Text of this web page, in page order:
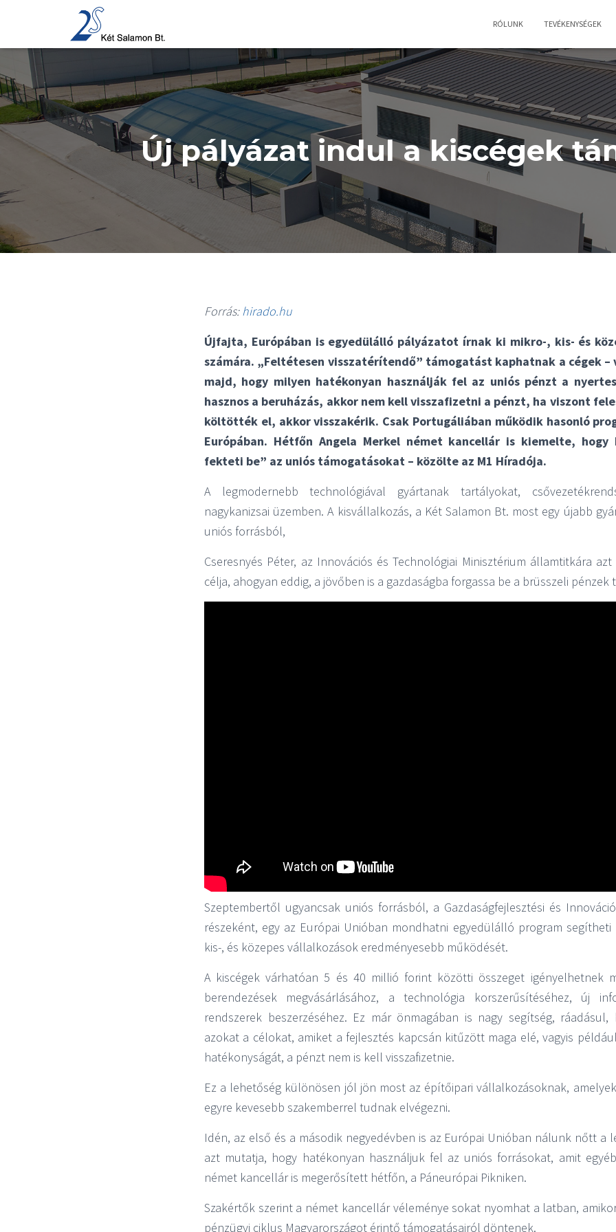
RÓLUNK TEVÉKENYSÉGEK
Új pályázat indul a kiscégek
Forrás:hirado.hu
Újfajta, Európában is egyedülálló pályázatot írnak ki mikro-, kis- és
számára. „Feltétesen visszatérítendő” támogatást kaphatnak a cégek –
majd, hogy milyen hatékonyan használják fel az uniós pénzt a
hasznos a beruházás, akkor nem kell visszafizetni a pénzt, ha viszont
költötték el, akkor visszakérik. Csak Portugáliában működik hasonló
Európában. Hétfőn Angela Merkel német kancellár is kiemelte, hogy
fekteti be” az uniós támogatásokat – közölte az M1 Híradója.
A legmodernebb technológiával gyártanak tartályokat,
nagykanizsai üzemben. A kisvállalkozás, a Két Salamon Bt. most egy újabb
uniós forrásból,
Cseresnyés Péter, az Innovációs és Technológiai Minisztérium államtitkára
célja, ahogyan eddig, a jövőben is a gazdaságba forgassa be a brüsszeli
Szeptembertől ugyancsak uniós forrásból, a Gazdaságfejlesztési és
részeként, egy az Európai Unióban mondhatni egyedülálló program segítheti
kis-, és közepes vállalkozások eredményesebb működését.
A kiscégek várhatóan 5 és 40 millió forint közötti összeget igényelhetnek
berendezések megvásárlásához, a technológia korszerűsítéséhez, új
rendszerek beszerzéséhez. Ez már önmagában is nagy segítség,
azokat a célokat, amiket a fejlesztés kapcsán kitűzött maga elé, vagyis
hatékonyságát, a pénzt nem is kell visszafizetnie.
Ez a lehetőség különösen jól jön most az építőipari vállalkozásoknak,
egyre kevesebb szakemberrel tudnak elvégezni.
Idén, az első és a második negyedévben is az Európai Unióban nálunk nőtt a
azt mutatja, hogy hatékonyan használjuk fel az uniós forrásokat, amit
német kancellár is megerősített hétfőn, a Páneurópai Pikniken.
Szakértők szerint a német kancellár véleménye sokat nyomhat a latban,
pénzügyi ciklus Magyarországot érintő támogatásairól döntenek.